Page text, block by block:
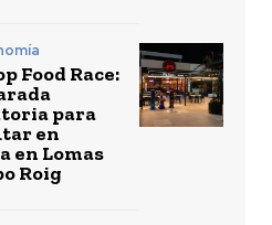
Food Race:
para
en
en Lomas
Roig